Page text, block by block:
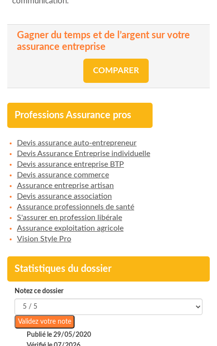
Gagner du temps et de l’argent sur votre
assurance entreprise
COMPARER
Professions Assurance pros
Devis assurance auto-entrepreneur
Devis Assurance Entreprise individuelle
Devis assurance entreprise BTP
Devis assurance commerce
Assurance entreprise artisan
Devis assurance association
Assurance professionnels de santé
S'assurer en profession libérale
Assurance exploitation agricole
Vision Style Pro
Statistiques du dossier
Notez ce dossier
Publié le 29/05/2020